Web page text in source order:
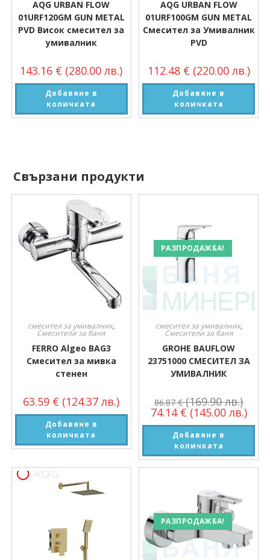
AQG URBAN FLOW
01URF120GM GUN METAL
PVD Висок смесител за
умивалник
143.16 € (280.00 лв.)
Добавяне в
количката
AQG URBAN FLOW
01URF100GM GUN METAL
Смесител за Умивалник
PVD
112.48 € (220.00 лв.)
Добавяне в
количката
Свързани продукти
смесител за умивалник,
Смесители за баня
FERRO Algeo BAG3
Смесител за мивка
стенен
63.59 € (124.37 лв.)
Добавяне в
количката
РАЗПРОДАЖБА!
смесител за умивалник,
Смесители за баня
GROHE BAUFLOW
23751000 СМЕСИТЕЛ ЗА
УМИВАЛНИК
86.87€ (169.90 лв.)
74.14 € (145.00 лв.)
Добавяне в
количката
РАЗПРОДАЖБА!